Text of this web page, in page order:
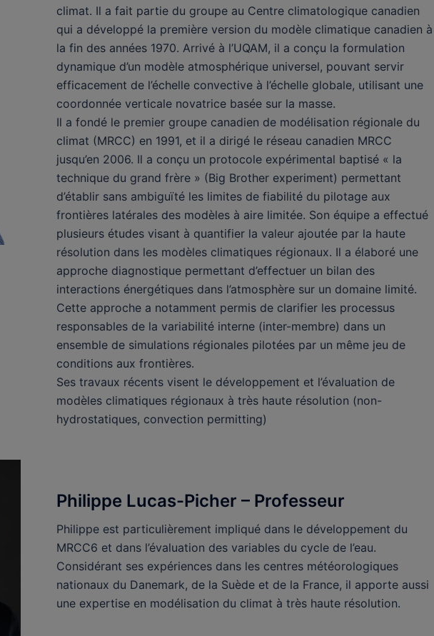
climat. Il a fait partie du groupe au Centre climatologique canadien
qui a développé la première version du modèle climatique canadien à
la fin des années 1970. Arrivé à l’UQAM, il a conçu la formulation
dynamique d’un modèle atmosphérique universel, pouvant servir
efficacement de l’échelle convective à l’échelle globale, utilisant une
coordonnée verticale novatrice basée sur la masse.
Il a fondé le premier groupe canadien de modélisation régionale du
climat (MRCC) en 1991, et il a dirigé le réseau canadien MRCC
jusqu’en 2006. Il a conçu un protocole expérimental baptisé « la
technique du grand frère » (Big Brother experiment) permettant
d’établir sans ambiguïté les limites de fiabilité du pilotage aux
frontières latérales des modèles à aire limitée. Son équipe a effectué
plusieurs études visant à quantifier la valeur ajoutée par la haute
résolution dans les modèles climatiques régionaux. Il a élaboré une
approche diagnostique permettant d’effectuer un bilan des
interactions énergétiques dans l’atmosphère sur un domaine limité.
Cette approche a notamment permis de clarifier les processus
responsables de la variabilité interne (inter-membre) dans un
ensemble de simulations régionales pilotées par un même jeu de
conditions aux frontières.
Ses travaux récents visent le développement et l’évaluation de
modèles climatiques régionaux à très haute résolution (non-
hydrostatiques, convection permitting)
Philippe Lucas-Picher – Professeur
Philippe est particulièrement impliqué dans le développement du
MRCC6 et dans l’évaluation des variables du cycle de l’eau.
Considérant ses expériences dans les centres météorologiques
nationaux du Danemark, de la Suède et de la France, il apporte aussi
une expertise en modélisation du climat à très haute résolution.